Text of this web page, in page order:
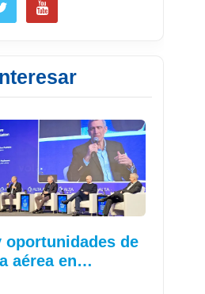
oportunidades de
aérea en…